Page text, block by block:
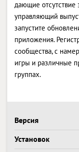
дающие отсутствие
управляющий
запустите
приложения.
сообщества, с
игры и различные
группах.
Версия
Установок